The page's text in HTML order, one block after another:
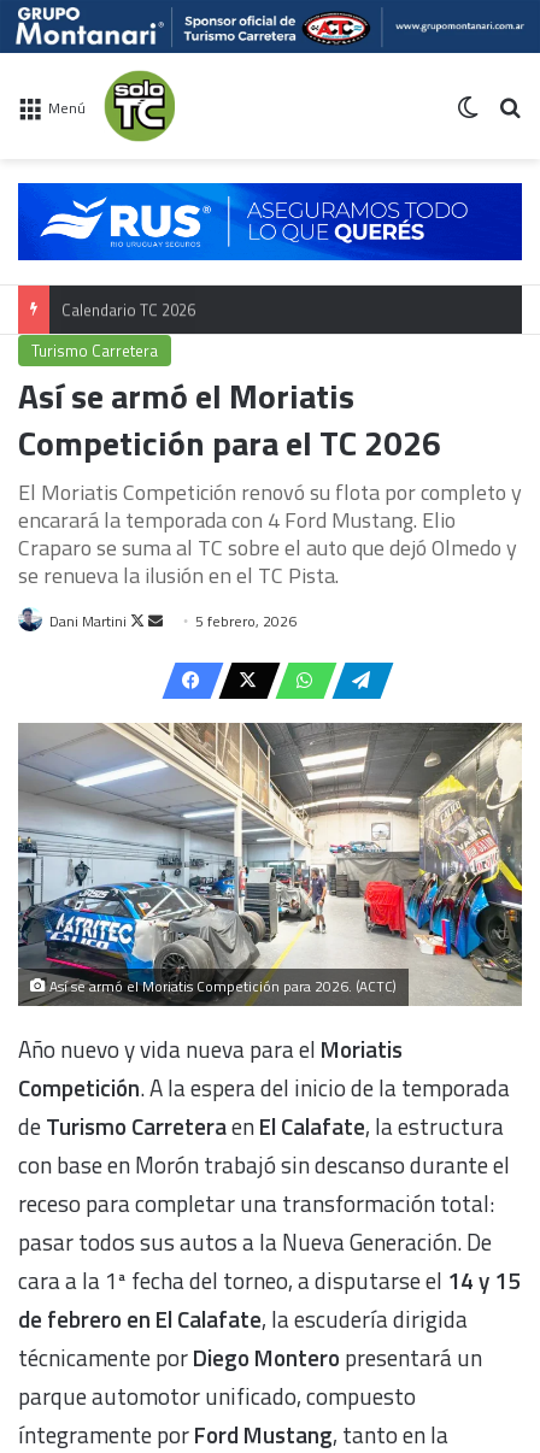
Menú
Calendario TC 2026
Turismo Carretera
Así se armó el Moriatis
Competición para el TC 2026
El Moriatis Competición renovó su flota por completo y
encarará la temporada con 4 Ford Mustang. Elio
Craparo se suma al TC sobre el auto que dejó Olmedo y
se renueva la ilusión en el TC Pista.
Dani Martini
Follow
Send
email
5 febrero, 2026
Así se armó el Moriatis Competición para 2026. (ACTC)
Año nuevo y vida nueva para el Moriatis
Competición. A la espera del inicio de la temporada
deTurismo CarreteraenEl Calafate, la estructura
con base en Morón trabajó sin descanso durante el
receso para completar una transformación total:
pasar todos sus autos a la Nueva Generación. De
cara a la 1ª fecha del torneo, a disputarse el 14 y 15
de febrero en El Calafate, la escudería dirigida
técnicamente porDiego Montero presentará un
parque automotor unificado, compuesto
íntegramente porFord Mustang, tanto en la